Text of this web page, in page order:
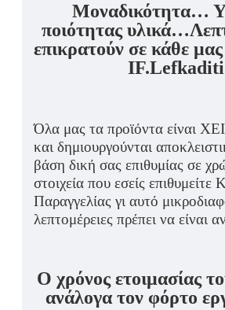
Μοναδικότητα…
ποιότητας
επικρατούν σε κάθε
IF.Lefkaditi
Όλα μας τα προϊόντα είναι
και δημιουργούνται
βάση δική σας επιθυμίας σε
στοιχεία που εσείς επιθυμείτε
Παραγγελίας γι αυτό
λεπτομέρειες πρέπει να είναι
Ο χρόνος ετοιμασίας
ανάλογα τον φόρτο